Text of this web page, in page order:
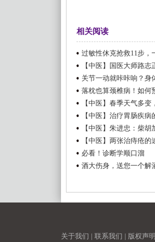
相关阅读
过敏性休克抢救11步，
【中医】国医大师路
关节一动就咔咔响？身
落枕也算颈椎病！如何
【中医】春季天气多变
【中医】治疗胃肠疾病
【中医】朱进忠：柴
【中医】两张治痔疮的
必看！诊断学顺口溜
酒大伤身，送您一个解
关于我们 联系我们 版权声明